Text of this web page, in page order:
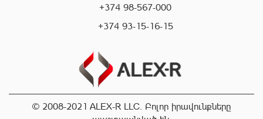
Մենք գործում ենք Երևան քաղաքի տարբեր
կատարել ճիշտ, արագ և շահավետ գործարքներ:
Մենք սիրում ենք մեր հաճախորդներին և ուրախ կլինենք
Ձեզ տեսնել նրանց թվում:
+374 98-567-000
+374 93-15-16-15
© 2008-2021 ALEX-R LLC. Բոլոր իրավունքները